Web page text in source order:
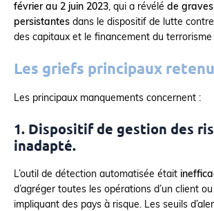
février au 2 juin 2023, qui a révélé de
persistantes dans le dispositif de lutte
des capitaux et le financement du terrorisme
Les griefs principaux
Les principaux manquements concernent :
1. Dispositif de gestion des
inadapté.
L’outil de détection automatisée était
d’agréger toutes les opérations d’un client
impliquant des pays à risque. Les seuils